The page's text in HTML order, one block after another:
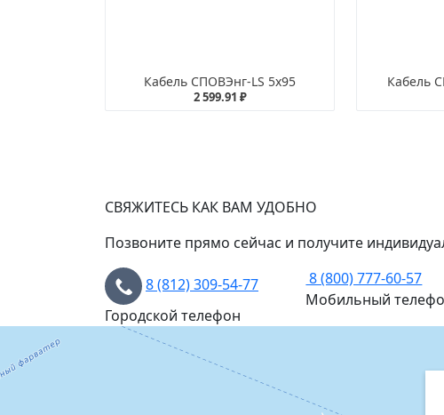
Кабель СПОВЭнг-LS 5х95
2 599.91 ₽
Кабель
СВЯЖИТЕСЬ КАК ВАМ УДОБНО
Позвоните прямо сейчас и получите
8 (812) 309-54-77
Городской телефон
8 (800) 777-60-57
Мобильный